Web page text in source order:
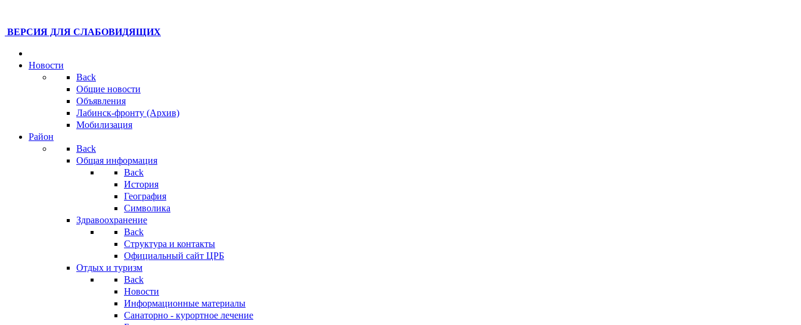
ВЕРСИЯ ДЛЯ СЛАБОВИДЯЩИХ
Новости
Back
Общие новости
Объявления
Лабинск-фронту (Архив)
Мобилизация
Район
Back
Общая информация
Back
История
География
Символика
Здравоохранение
Back
Структура и контакты
Официальный сайт ЦРБ
Отдых и туризм
Back
Новости
Информационные материалы
Санаторно - курортное лечение